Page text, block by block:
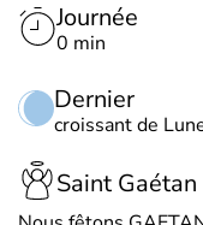
Journée
0 min
Dernier
croissant de
Saint Gaétan